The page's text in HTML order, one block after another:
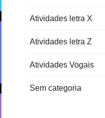
Atividades letra X
Atividades letra Z
Atividades Vogais
Sem categoria